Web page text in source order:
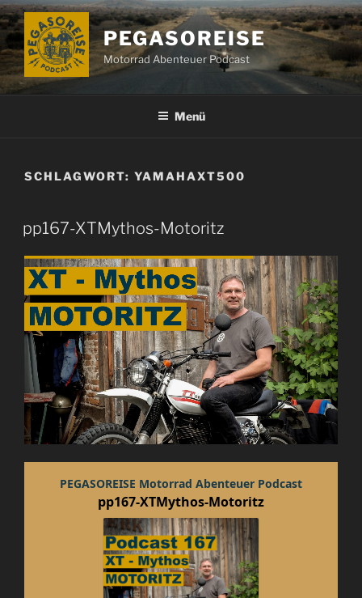
Zum
Inhalt
springen
PEGASOREISE
Motorrad Abenteuer Podcast
Menü
SCHLAGWORT: YAMAHAXT500
pp167-XTMythos-Motoritz